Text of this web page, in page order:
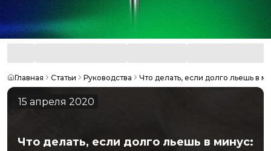
Главная Статьи Руководства Что делать, если долго льешь в
15 апреля 2020
Что делать, если долго льешь в минус: